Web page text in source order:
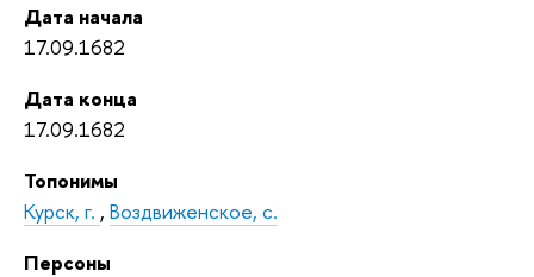
Дата начала
17.09.1682
Дата конца
17.09.1682
Топонимы
Курск, г. , Воздвиженское, с.
Персоны